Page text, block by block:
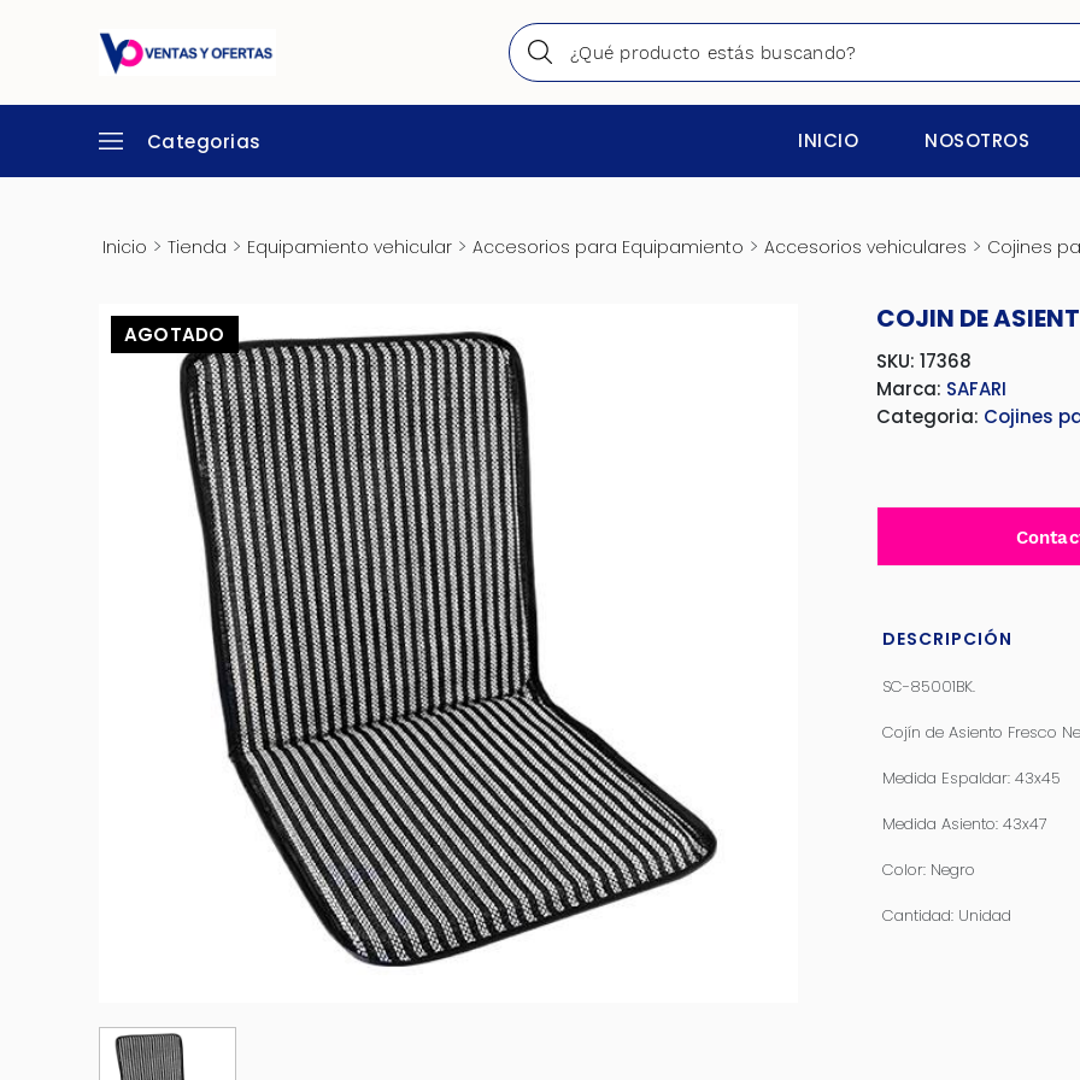
Categorias INICIO NOSOTROS
Inicio > Tienda > Equipamiento vehicular> Accesorios para Equipamiento > Accesorios vehiculares > Cojines
AGOTADO COJIN DE
SKU: 17368
Marca: SAFARI
Categoria: Cojines
DESCRIPCIÓN
SC-85001BK.
Cojín de Asiento Fresco
Medida Espaldar: 43x45
Medida Asiento: 43x47
Color: Negro
Cantidad: Unidad